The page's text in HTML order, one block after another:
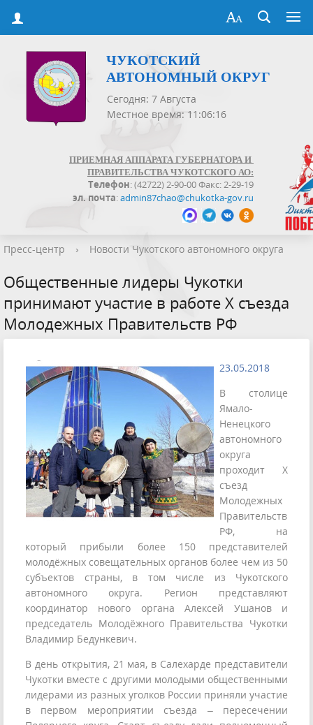
ЧУКОТСКИЙ
АВТОНОМНЫЙ ОКРУГ
Сегодня: 7 Августа
Местное время: 11:06:16
ПРИЕМНАЯ АППАРАТА ГУБЕРНАТОРА И
ПРАВИТЕЛЬСТВА ЧУКОТСКОГО АО:
Телефон: (42722) 2-90-00 Факс: 2-29-19
эл. почта:admin87chao@chukotka-gov.ru
Пресс-центр › Новости Чукотского автономного округа
Общественные лидеры Чукотки
принимают участие в работе Х съезда
Молодежных Правительств РФ
23.05.2018
В столице
Ямало-
Ненецкого
автономного
округа
проходит Х
съезд
Молодежных
Правительств
РФ, на
который прибыли более 150 представителей
молодёжных совещательных органов более чем из 50
субъектов страны, в том числе из Чукотского
автономного округа. Регион представляют
координатор нового органа Алексей Ушанов и
председатель Молодёжного Правительства Чукотки
Владимир Бедункевич.
В день открытия, 21 мая, в Салехарде представители
Чукотки вместе с другими молодыми общественными
лидерами из разных уголков России приняли участие
в первом мероприятии съезда – пересечении